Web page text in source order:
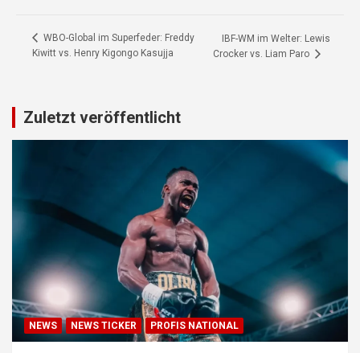
WBO-Global im Superfeder: Freddy
Kiwitt vs. Henry Kigongo Kasujja
IBF-WM im Welter: Lewis
Crocker vs. Liam Paro
Zuletzt veröffentlicht
NEWS NEWS TICKER PROFIS NATIONAL